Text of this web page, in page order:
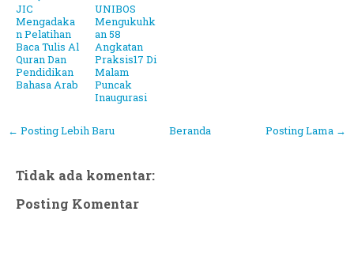
JIC
Mengadaka
n Pelatihan
Baca Tulis Al
Quran Dan
Pendidikan
Bahasa Arab
UNIBOS
Mengukuhk
an 58
Angkatan
Praksis17 Di
Malam
Puncak
Inaugurasi
← Posting Lebih Baru Posting Lama →
Beranda
Tidak ada komentar:
Posting Komentar